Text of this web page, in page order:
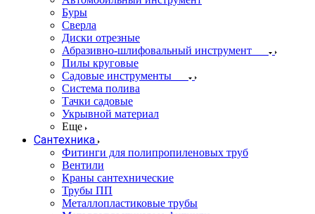
Буры
Сверла
Диски отрезные
Абразивно-шлифовальный инструмент
Пилы круговые
Садовые инструменты
Система полива
Тачки садовые
Укрывной материал
Еще
Сантехника
Фитинги для полипропиленовых труб
Вентили
Краны сантехнические
Трубы ПП
Металлопластиковые трубы